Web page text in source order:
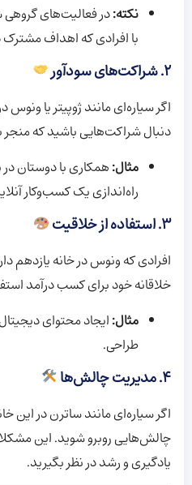
نکته:در فعالیت‌های گروهی
با افرادی که اهداف مشترک
۲. شراکت‌های سودآور
اگر سیاره‌ای مانند ژوپیتر یا ونوس
دنبال شراکت‌هایی باشید که
مثال:همکاری با دوستان در
راه‌اندازی یک کسب‌وکار
۳. استفاده از خلاقیت
افرادی که ونوس در خانه یازدهم
خلاقانه خود برای کسب درآمد
مثال:ایجاد محتوای
طراحی.
۴. مدیریت چالش‌ها
اگر سیاره‌ای مانند ساترن در این
چالش‌هایی روبرو شوید. این
یادگیری و رشد در نظر بگیرید.